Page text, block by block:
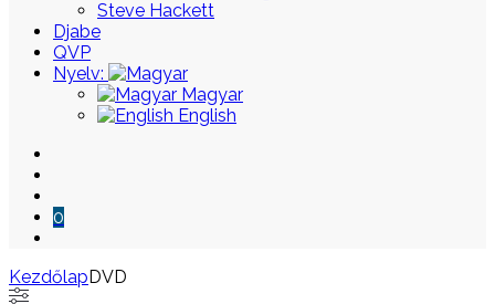
Steve Hackett
Djabe
QVP
Nyelv:
Magyar
English
0
KezdőlapDVD
Skip